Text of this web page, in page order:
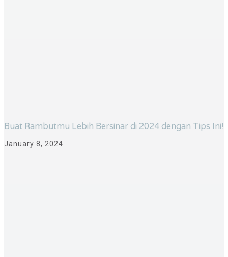
Buat Rambutmu Lebih Bersinar di 2024 dengan Tips Ini!
January 8, 2024